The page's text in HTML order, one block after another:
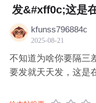
发&#xff0c;这是
kfunss796884c
2025-08-21
不知道为啥你要隔三
要发就天天发，这是